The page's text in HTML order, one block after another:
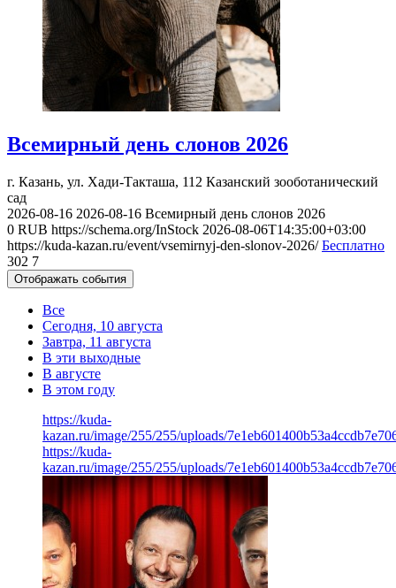
Всемирный день слонов 2026
г. Казань, ул. Хади-Такташа, 112 Казанский зооботанический
сад
2026-08-16 2026-08-16 Всемирный день слонов 2026
0 RUB https://schema.org/InStock 2026-08-06T14:35:00+03:00
https://kuda-kazan.ru/event/vsemirnyj-den-slonov-2026/ Бесплатно
302 7
Отображать события
Все
Сегодня, 10 августа
Завтра, 11 августа
В эти выходные
В августе
В этом году
https://kuda-
kazan.ru/image/255/255/uploads/
https://kuda-
kazan.ru/image/255/255/uploads/